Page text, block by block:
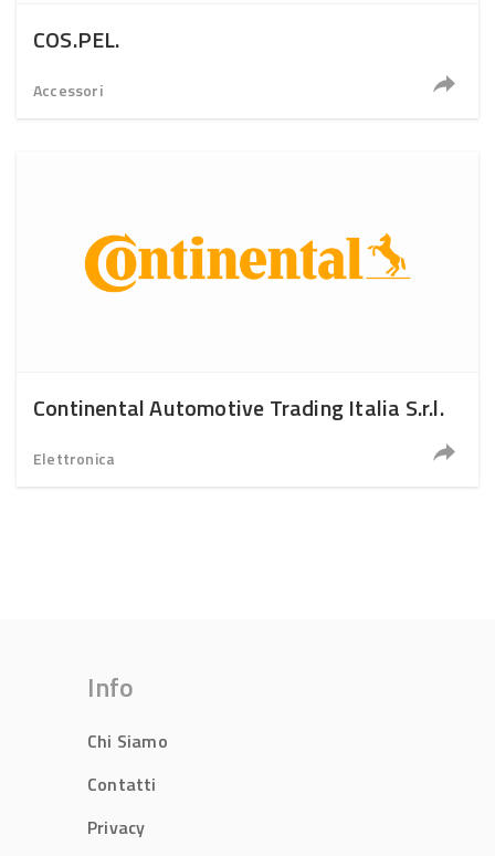
COS.PEL.
Accessori
Continental Automotive Trading Italia S.r.l.
Elettronica
Info
Chi Siamo
Contatti
Privacy